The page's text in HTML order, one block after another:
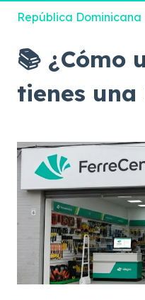
República Dominicana
📚 ¿Cómo
tienes